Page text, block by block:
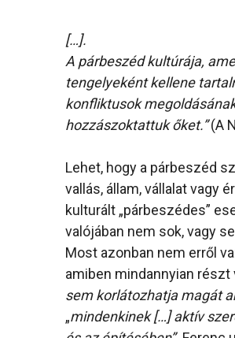
[…].
A párbeszéd kultúrája,
tengelyeként kellene
konfliktusok
hozzászoktattuk őket.”(A
Lehet, hogy a párbeszéd
vallás, állam, vállalat vagy
kulturált „párbeszédes”
valójában nem sok, vagy
Most azonban nem erről
amiben mindannyian
sem korlátozhatja magát
„mindenkinek […] aktív